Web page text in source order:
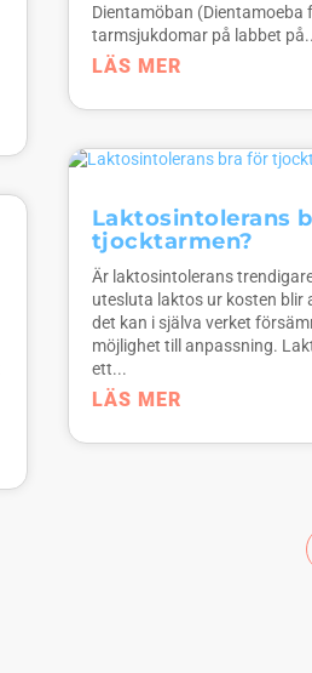
Dientamöban (Dientamoeba
tarmsjukdomar på labbet
LÄS MER
Laktosintolerans
tjocktarmen?
Är laktosintolerans
utesluta laktos ur kosten blir
det kan i själva verket
möjlighet till anpassning.
ett...
LÄS MER